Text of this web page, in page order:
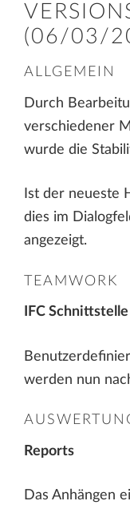
(06/03/
ALLGEMEIN
Durch
verschiedener
wurde die
Ist der neueste
dies im
angezeigt.
TEAMWORK
IFC Schnittstelle
werden nun
Reports
Das Anhängen